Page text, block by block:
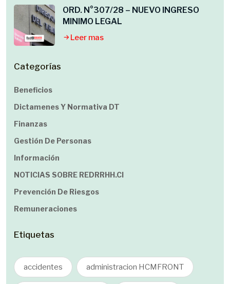
ORD. N°307/28 – NUEVO INGRESO
MINIMO LEGAL
Leer mas
Categorías
Beneficios
Dictamenes Y Normativa DT
Finanzas
Gestión De Personas
Información
NOTICIAS SOBRE REDRRHH.cl
Prevención De Riesgos
Remuneraciones
Etiquetas
accidentes administracion HCMFRONT